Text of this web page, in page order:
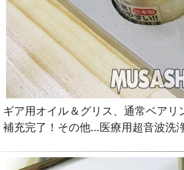
ギア用オイル＆グリス、通常ベア
補充完了！その他…医療用超音波洗